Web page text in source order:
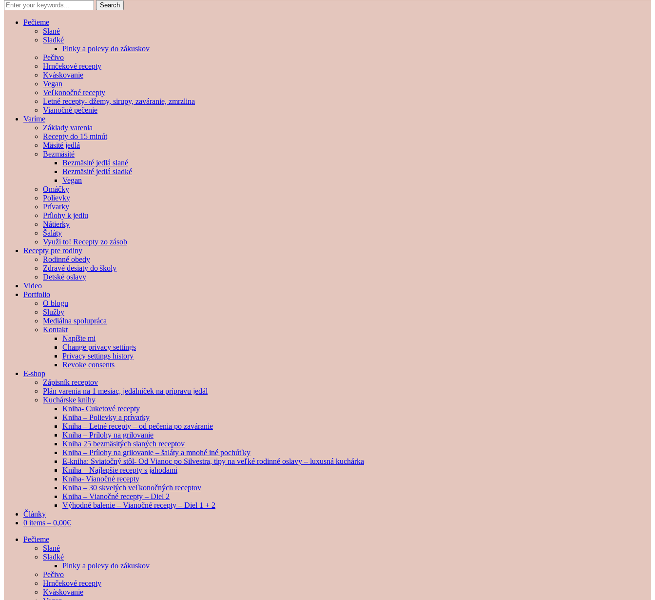
Pečieme
Slané
Sladké
Plnky a polevy do zákuskov
Pečivo
Hrnčekové recepty
Kváskovanie
Vegan
Veľkonočné recepty
Letné recepty- džemy, sirupy, zaváranie, zmrzlina
Vianočné pečenie
Varíme
Základy varenia
Recepty do 15 minút
Mäsité jedlá
Bezmäsité
Bezmäsité jedlá slané
Bezmäsité jedlá sladké
Vegan
Omáčky
Polievky
Prívarky
Prílohy k jedlu
Nátierky
Šaláty
Využi to! Recepty zo zásob
Recepty pre rodiny
Rodinné obedy
Zdravé desiaty do školy
Detské oslavy
Video
Portfolio
O blogu
Služby
Mediálna spolupráca
Kontakt
Napíšte mi
Change privacy settings
Privacy settings history
Revoke consents
E-shop
Zápisník receptov
Plán varenia na 1 mesiac, jedálniček na prípravu jedál
Kuchárske knihy
Kniha- Cuketové recepty
Kniha – Polievky a prívarky
Kniha – Letné recepty – od pečenia po zaváranie
Kniha – Prílohy na grilovanie
Kniha 25 bezmäsitých slaných receptov
Kniha – Prílohy na grilovanie – šaláty a mnohé iné pochúťky
E-kniha: Sviatočný stôl- Od Vianoc po Silvestra, tipy na veľké rodinné oslavy – luxusná kuchárka
Kniha – Najlepšie recepty s jahodami
Kniha- Vianočné recepty
Kniha – 30 skvelých veľkonočných receptov
Kniha – Vianočné recepty – Diel 2
Výhodné balenie – Vianočné recepty – Diel 1 + 2
Články
0 items – 0,00€
Pečieme
Slané
Sladké
Plnky a polevy do zákuskov
Pečivo
Hrnčekové recepty
Kváskovanie